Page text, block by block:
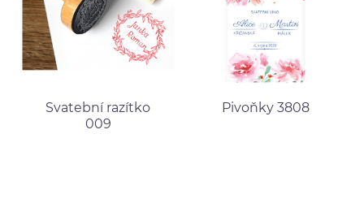
Svatební razítko
009
Pivoňky 3808